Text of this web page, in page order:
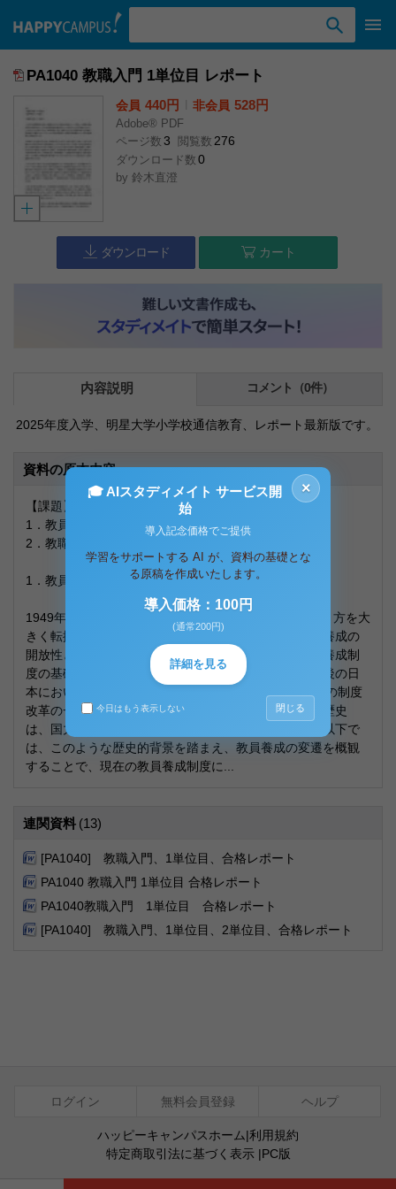
PA1040 教職入門 1単位目 レポート
会員 440円 非会員 528円
Adobe® PDF
ページ数 3 閲覧数 276
ダウンロード数 0
by 鈴木直澄
ダウンロード カート
内容説明 コメント（0件）
2025年度入学、明星大学小学校通信教育、レポート最新版です。
資料の原本内容
【課題】
1．教員養成の歴史について論述せよ。
2．教職の専門性について論述せよ。
1．教員養成の歴史について論述せよ。
1949年5月の教育職員免許法の制定は、教員養成の在り方を大
きく転換させる契機となった。この法律により、教員養成の
開放性と専門性の原則が確立され、今日まで続く教員養成制
度の基礎が築かれる。この法改正は、第二次世界大戦後の日
本において、GHQ/SCAPによる占領下で行われた一連の制度
改革の一環として実施されたものである。教員養成の歴史
は、国力増強という国家目標の下で展開されてきた。以下で
は、このような歴史的背景を踏まえ、教員養成の変遷を概観
することで、現在の教員養成制度に...
連関資料 (13)
[PA1040] 教職入門、1単位目、合格レポート
PA1040 教職入門 1単位目 合格レポート
PA1040教職入門 1単位目 合格レポート
[PA1040] 教職入門、1単位目、2単位目、合格レポート
ログイン 無料会員登録 ヘルプ
ハッピーキャンパスホーム|利用規約
特定商取引法に基づく表示|PC版
×
🎓 AIスタディメイト サービス開
始
導入記念価格でご提供
学習をサポートする AI が、資料の基礎とな
る原稿を作成いたします。
導入価格：100円
(通常200円)
詳細を見る
今日はもう表示しない 閉じる